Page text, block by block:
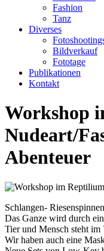
Fashion
Tanz
Diverses
Bildverkauf
Fototage
Publikationen
Kontakt
Workshop
Nudeart/
Abenteuer
Schlangen-
Das Ganze wird durch
Tier und Mensch steht im
Wir haben auch eine